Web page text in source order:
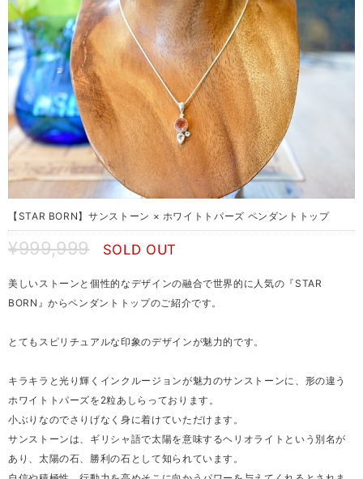
【STAR BORN】サンストーン × ホワイトトパーズ ペンダントトップ
¥999,999 SOLD OUT
美しいストーンと個性的なデザインの融合で世界的に人気の『STAR
BORN』からペンダントトップのご紹介です。
とてもスピリチュアルな印象のデザインが魅力的です。
キラキラと光り輝くインクルージョンが魅力のサンストーンに、形の違う
ホワイトトパーズを2粒あしらっております。
小ぶりなのでさりげなく身に着けていただけます。
サンストーンは、ギリシャ語で太陽を意味するヘリオライトという別名が
あり、太陽の石、勝利の石として知られています。